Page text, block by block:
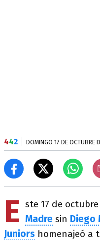
442 DOMINGO 17 DE OCTUBRE
E ste 17 de
Madre sin Diego
Juniors homenajeó a